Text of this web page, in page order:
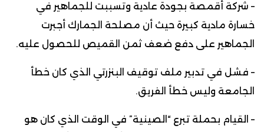
– شركة أقمصة بجودة عادية وتسببت للجماهير في
خسارة مادية كبيرة حيث أن مصلحة الجمارك أجبرت
الجماهير على دفع ضعف ثمن القميص للحصول عليه.
– فشل في تدبير ملف توقيف البنزرتي الذي كان خطأ
الجامعة وليس خطأ الفريق.
– القيام بحملة تبرع “الصينية” في الوقت الذي كان هو